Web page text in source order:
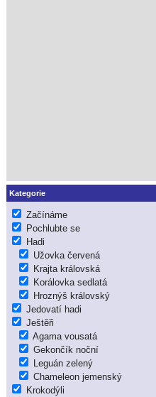
Kategorie
Začínáme
Pochlubte se
Hadi
Užovka červená
Krajta královská
Korálovka sedlatá
Hroznýš královský
Jedovatí hadi
Ještěři
Agama vousatá
Gekončík noční
Leguán zelený
Chameleon jemenský
Krokodýli